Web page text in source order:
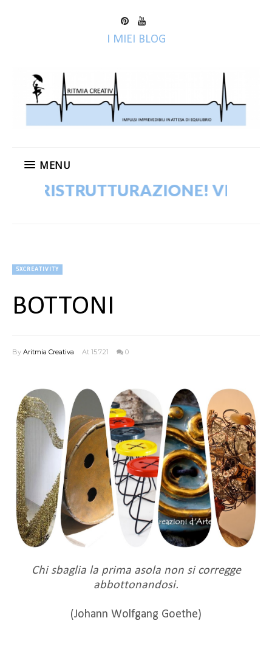
I MIEI BLOG
MENU
VECCHI
5XCREATIVITY
BOTTONI
By Aritmia Creativa At 15.7.21 0
Chi sbaglia la prima asola non si corregge
abbottonandosi.
(Johann Wolfgang Goethe)